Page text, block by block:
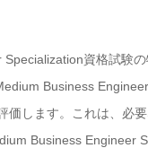
資格試験の
Business
します。これは、必
Business Engineer